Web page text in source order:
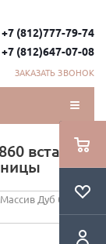
+7 (812)777-79-74
+7 (812)647-07-08
ЗАКАЗАТЬ ЗВОНОК
вставка